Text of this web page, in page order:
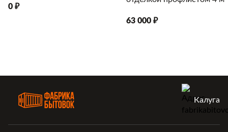
0 ₽
63 000 ₽
Калуга